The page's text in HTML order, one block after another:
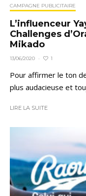
CAMPAGNE PUBLICITAIRE
L’influenceur
Challenges
Mikado
13/06/2020 · 1
Pour affirmer le ton
plus audacieuse et
LIRE LA SUITE